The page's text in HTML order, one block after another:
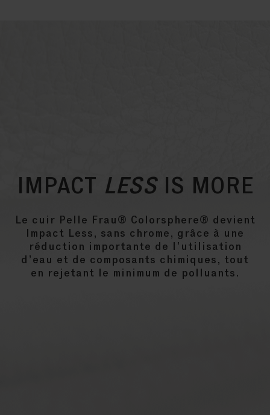
IMPACT LESSIS MORE
Le cuir Pelle Frau® Colorsphere® devient
Impact Less, sans chrome, grâce à une
réduction importante de l’utilisation
d’eau et de composants chimiques, tout
en rejetant le minimum de polluants.